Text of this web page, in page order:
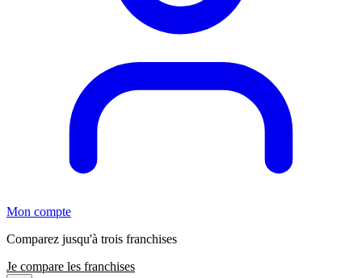
Mon compte
Comparez jusqu'à trois franchises
Je compare les franchises